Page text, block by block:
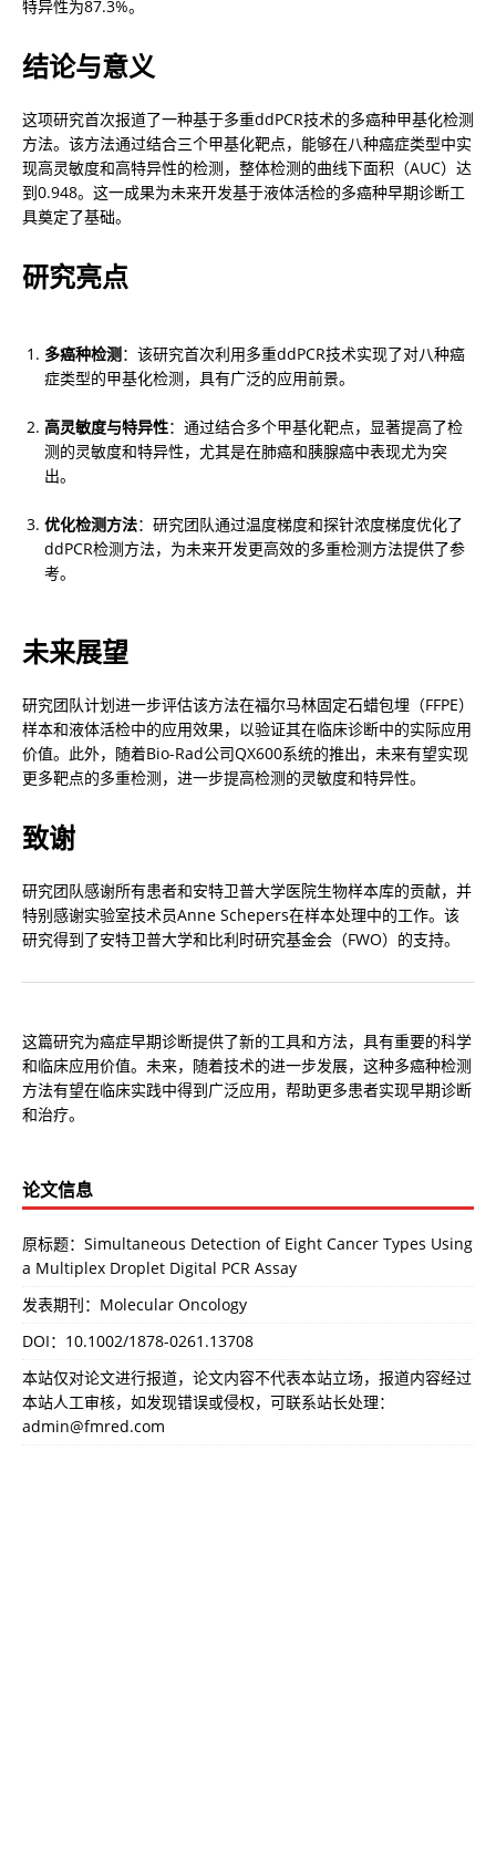
特异性为87.3%。
结论与意义
这项研究首次报道了一种基于多重ddPCR技术的多癌种甲基化检测
方法。该方法通过结合三个甲基化靶点，能够在八种癌症类型中实
现高灵敏度和高特异性的检测，整体检测的曲线下面积（AUC）达
到0.948。这一成果为未来开发基于液体活检的多癌种早期诊断工
具奠定了基础。
研究亮点
多癌种检测：该研究首次利用多重ddPCR技术实现了对八种癌
症类型的甲基化检测，具有广泛的应用前景。
高灵敏度与特异性：通过结合多个甲基化靶点，显著提高了检
测的灵敏度和特异性，尤其是在肺癌和胰腺癌中表现尤为突
出。
优化检测方法：研究团队通过温度梯度和探针浓度梯度优化了
ddPCR检测方法，为未来开发更高效的多重检测方法提供了参
考。
未来展望
研究团队计划进一步评估该方法在福尔马林固定石蜡包埋（FFPE）
样本和液体活检中的应用效果，以验证其在临床诊断中的实际应用
价值。此外，随着Bio-Rad公司QX600系统的推出，未来有望实现
更多靶点的多重检测，进一步提高检测的灵敏度和特异性。
致谢
研究团队感谢所有患者和安特卫普大学医院生物样本库的贡献，并
特别感谢实验室技术员Anne Schepers在样本处理中的工作。该
研究得到了安特卫普大学和比利时研究基金会（FWO）的支持。
这篇研究为癌症早期诊断提供了新的工具和方法，具有重要的科学
和临床应用价值。未来，随着技术的进一步发展，这种多癌种检测
方法有望在临床实践中得到广泛应用，帮助更多患者实现早期诊断
和治疗。
论文信息
原标题：Simultaneous Detection of Eight Cancer Types Using
a Multiplex Droplet Digital PCR Assay
发表期刊：Molecular Oncology
DOI： 10.1002/1878-0261.13708
本站仅对论文进行报道，论文内容不代表本站立场，报道内容经过
本站人工审核，如发现错误或侵权，可联系站长处理：
admin@fmred.com